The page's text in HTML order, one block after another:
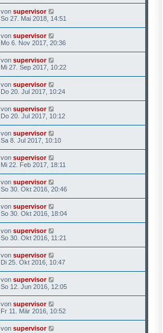
von supervisor
So 27. Mai 2018, 14:51
von supervisor
Mo 6. Nov 2017, 20:36
von supervisor
Mi 27. Sep 2017, 10:22
von supervisor
Do 20. Jul 2017, 10:24
von supervisor
Do 20. Jul 2017, 10:12
von supervisor
Sa 8. Jul 2017, 10:10
von supervisor
Mi 22. Feb 2017, 18:11
von supervisor
So 30. Okt 2016, 20:46
von supervisor
So 30. Okt 2016, 18:04
von supervisor
So 30. Okt 2016, 11:21
von supervisor
Di 25. Okt 2016, 10:47
von supervisor
So 12. Jun 2016, 12:05
von supervisor
Fr 11. Mär 2016, 10:52
von supervisor